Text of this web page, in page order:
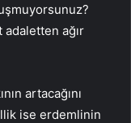
ağır
artacağını
ise erdemlinin